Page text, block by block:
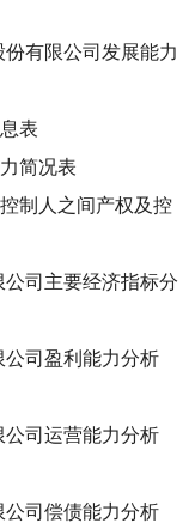
份有限公司发展能力
表
简况表
制人之间产权及控
公司主要经济指标分
公司盈利能力分析
公司运营能力分析
公司偿债能力分析